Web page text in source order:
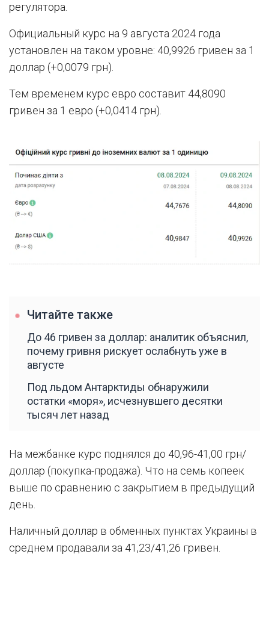
регулятора.
Официальный курс на 9 августа 2024 года
установлен на таком уровне: 40,9926 гривен за 1
доллар (+0,0079 грн).
Тем временем курс евро составит 44,8090
гривен за 1 евро (+0,0414 грн).
Читайте также
До 46 гривен за доллар: аналитик объяснил,
почему гривня рискует ослабнуть уже в
августе
Под льдом Антарктиды обнаружили
остатки «моря», исчезнувшего десятки
тысяч лет назад
На межбанке курс поднялся до 40,96-41,00 грн/
доллар (покупка-продажа). Что на семь копеек
выше по сравнению с закрытием в предыдущий
день.
Наличный доллар в обменных пунктах Украины в
среднем продавали за 41,23/41,26 гривен.